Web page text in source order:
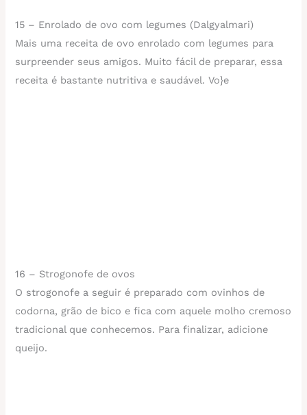
15 – Enrolado de ovo com legumes (Dalgyalmari)
Mais uma receita de ovo enrolado com legumes para
surpreender seus amigos. Muito fácil de preparar, essa
receita é bastante nutritiva e saudável. Vo}e
16 – Strogonofe de ovos
O strogonofe a seguir é preparado com ovinhos de
codorna, grão de bico e fica com aquele molho cremoso
tradicional que conhecemos. Para finalizar, adicione
queijo.